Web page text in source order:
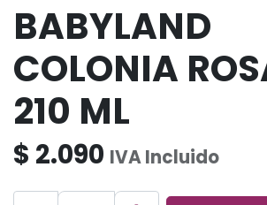
BABYLAND
COLONIA
210 ML
$ 2.090 IVA Incluido